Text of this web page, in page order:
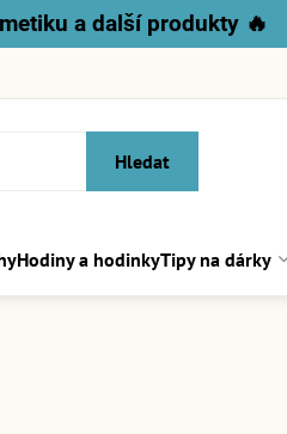
a další produkty 🔥
Hledat
Hodiny a hodinkyTipy na dárky